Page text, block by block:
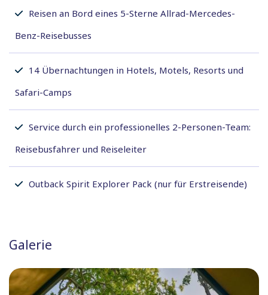
Reisen an Bord eines 5-Sterne Allrad-Mercedes-
Benz-Reisebusses
14 Übernachtungen in Hotels, Motels, Resorts und
Safari-Camps
Service durch ein professionelles 2-Personen-Team:
Reisebusfahrer und Reiseleiter
Outback Spirit Explorer Pack (nur für Erstreisende)
Galerie